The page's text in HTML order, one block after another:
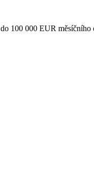
100 000 EUR